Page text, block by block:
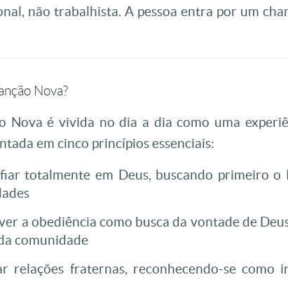
não trabalhista. A pessoa entra por um
Nova?
Nova é vivida no dia a dia como uma
em cinco princípios essenciais:
totalmente em Deus, buscando primeiro o
a obediência como busca da vontade de
comunidade
relações fraternas, reconhecendo-se como